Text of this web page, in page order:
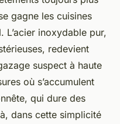
gagne les cuisines
L’acier inoxydable pur,
redevient
suspect à haute
où s’accumulent
qui dure des
dans cette simplicité